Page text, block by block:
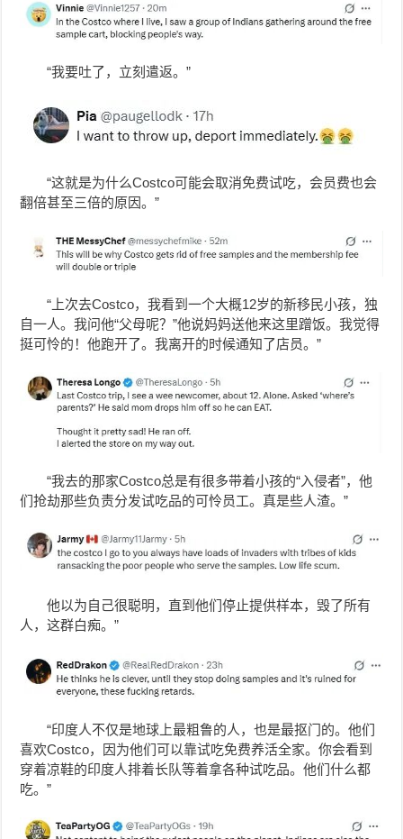
“我要吐了，立刻遣返。”
“这就是为什么Costco可能会取消免费试吃，会员费也会
翻倍甚至三倍的原因。”
“上次去Costco，我看到一个大概12岁的新移民小孩，独
自一人。我问他“父母呢？”他说妈妈送他来这里蹭饭。我觉得
挺可怜的！他跑开了。我离开的时候通知了店员。”
“我去的那家Costco总是有很多带着小孩的“入侵者”，他
们抢劫那些负责分发试吃品的可怜员工。真是些人渣。”
他以为自己很聪明，直到他们停止提供样本，毁了所有
人，这群白痴。”
“印度人不仅是地球上最粗鲁的人，也是最抠门的。他们
喜欢Costco，因为他们可以靠试吃免费养活全家。你会看到
穿着凉鞋的印度人排着长队等着拿各种试吃品。他们什么都
吃。”